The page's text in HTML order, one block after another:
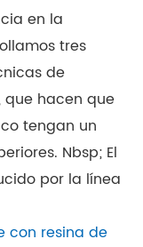
en la
tres
de
que hacen que
tengan un
Nbsp; El
por la línea
con resina de